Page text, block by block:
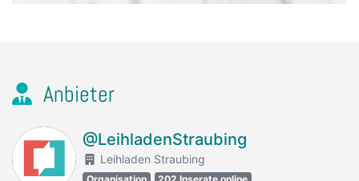
Anbieter
@LeihladenStraubing
Leihladen Straubing